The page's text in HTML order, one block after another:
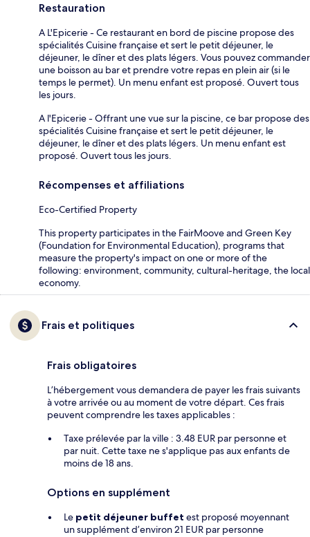
Restauration
A L'Epicerie - Ce restaurant en bord de piscine propose des
spécialités Cuisine française et sert le petit déjeuner, le
déjeuner, le dîner et des plats légers. Vous pouvez commander
une boisson au bar et prendre votre repas en plein air (si le
temps le permet). Un menu enfant est proposé. Ouvert tous
les jours.
A l'Epicerie - Offrant une vue sur la piscine, ce bar propose des
spécialités Cuisine française et sert le petit déjeuner, le
déjeuner, le dîner et des plats légers. Un menu enfant est
proposé. Ouvert tous les jours.
Récompenses et affiliations
Eco-Certified Property
This property participates in the FairMoove and Green Key
(Foundation for Environmental Education), programs that
measure the property's impact on one or more of the
following: environment, community, cultural-heritage, the local
economy.
Frais et politiques
Frais obligatoires
L’hébergement vous demandera de payer les frais suivants
à votre arrivée ou au moment de votre départ. Ces frais
peuvent comprendre les taxes applicables :
Taxe prélevée par la ville : 3.48 EUR par personne et
par nuit. Cette taxe ne s'applique pas aux enfants de
moins de 18 ans.
Options en supplément
Le petit déjeuner buffet est proposé moyennant
un supplément d’environ 21 EUR par personne